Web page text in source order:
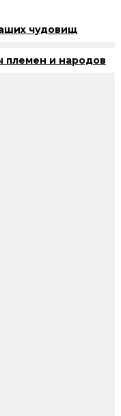
чудовищ
племен и народов